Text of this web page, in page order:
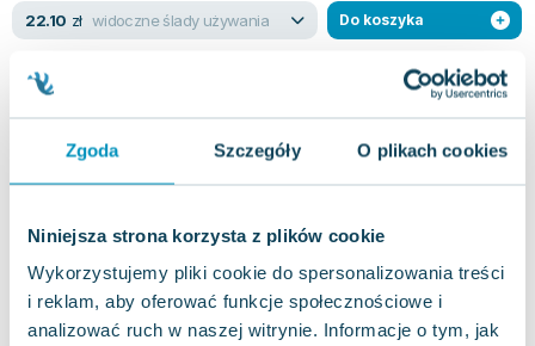
Zgoda Szczegóły O plikach cookies
Niniejsza strona korzysta z plików cookie
Wykorzystujemy pliki cookie do spersonalizowania treści
i reklam, aby oferować funkcje społecznościowe i
analizować ruch w naszej witrynie. Informacje o tym, jak
22.10 zł widoczne ślady używania Do koszyka
Ta książka zaprasza dzieci na niezwykłą przygodę
Twarda
Pakujemy jutro
Używana
4.39 zł dobry Do koszyka